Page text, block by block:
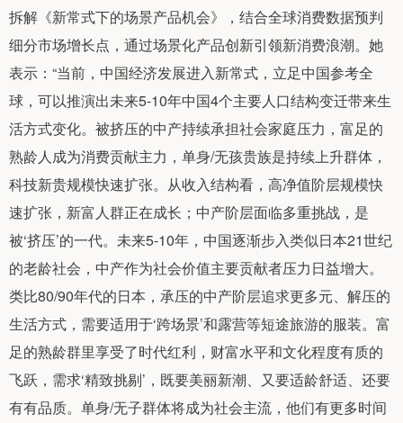
拆解《新常式下的场景产品机会》，结合全球消费数据预判
细分市场增长点，通过场景化产品创新引领新消费浪潮。她
表示：“当前，中国经济发展进入新常式，立足中国参考全
球，可以推演出未来5-10年中国4个主要人口结构变迁带来生
活方式变化。被挤压的中产持续承担社会家庭压力，富足的
熟龄人成为消费贡献主力，单身/无孩贵族是持续上升群体，
科技新贵规模快速扩张。从收入结构看，高净值阶层规模快
速扩张，新富人群正在成长；中产阶层面临多重挑战，是
被‘挤压’的一代。未来5-10年，中国逐渐步入类似日本21世纪
的老龄社会，中产作为社会价值主要贡献者压力日益增大。
类比80/90年代的日本，承压的中产阶层追求更多元、解压的
生活方式，需要适用于‘跨场景’和露营等短途旅游的服装。富
足的熟龄群里享受了时代红利，财富水平和文化程度有质的
飞跃，需求‘精致挑剔’，既要美丽新潮、又要适龄舒适、还要
有有品质。单身/无子群体将成为社会主流，他们有更多时间